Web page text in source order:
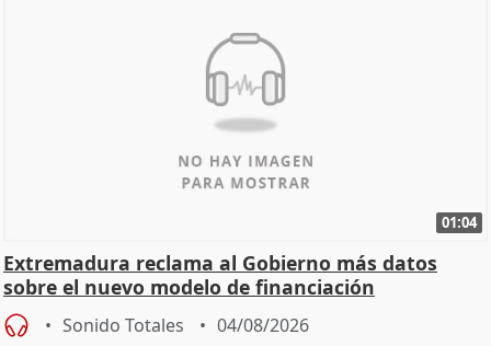
01:04
Extremadura reclama al Gobierno más datos
sobre el nuevo modelo de financiación
Sonido Totales 04/08/2026